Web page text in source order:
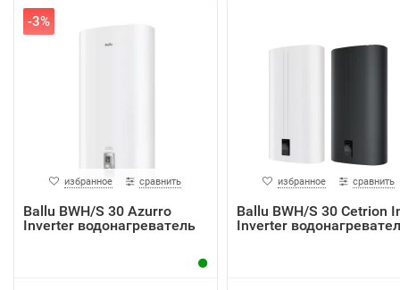
-3%
избранное сравнить
Ballu BWH/S 30 Azurro
Inverter водонагреватель
избранное сравнить
Ballu BWH/S 30 Cetrion
Inverter